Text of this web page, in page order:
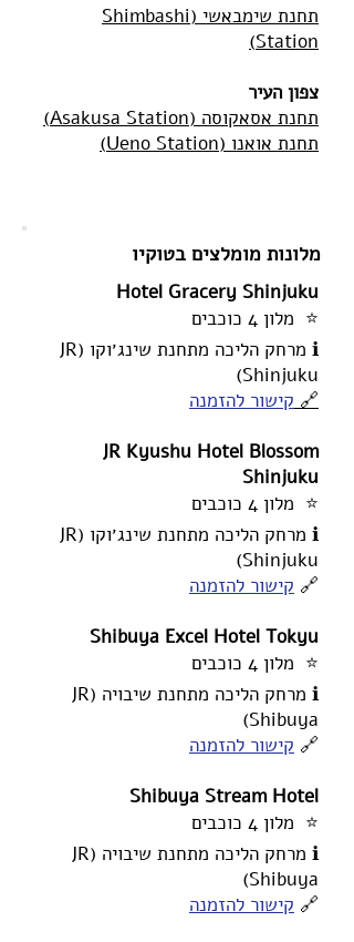
תחנת שימבאשי (Shimbashi
Station)
צפון העיר
תחנת אסאקוסה (Asakusa Station)
תחנת אואנו (Ueno Station)
מלונות מומלצים בטוקיו
Hotel Gracery Shinjuku
⭐ מלון 4 כוכבים
ℹ️ מרחק הליכה מתחנת שינג׳וקו (JR
Shinjuku)
🔗 קישור להזמנה
JR Kyushu Hotel Blossom
Shinjuku
⭐ מלון 4 כוכבים
ℹ️ מרחק הליכה מתחנת שינג׳וקו (JR
Shinjuku)
🔗 קישור להזמנה
Shibuya Excel Hotel Tokyu
⭐ מלון 4 כוכבים
ℹ️ מרחק הליכה מתחנת שיבויה (JR
Shibuya)
🔗 קישור להזמנה
Shibuya Stream Hotel
⭐ מלון 4 כוכבים
ℹ️ מרחק הליכה מתחנת שיבויה (JR
Shibuya)
🔗 קישור להזמנה